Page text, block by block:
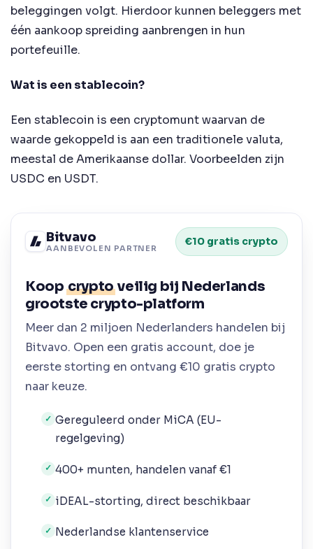
beleggingen volgt. Hierdoor kunnen beleggers met
één aankoop spreiding aanbrengen in hun
portefeuille.
Wat is een stablecoin?
Een stablecoin is een cryptomunt waarvan de
waarde gekoppeld is aan een traditionele valuta,
meestal de Amerikaanse dollar. Voorbeelden zijn
USDC en USDT.
Bitvavo
AANBEVOLEN PARTNER
€10 gratis crypto
Koopcryptoveilig bij Nederlands
grootste crypto-platform
Meer dan 2 miljoen Nederlanders handelen bij
Bitvavo. Open een gratis account, doe je
eerste storting en ontvang €10 gratis crypto
naar keuze.
✓ Gereguleerd onder MiCA (EU-
regelgeving)
✓ 400+ munten, handelen vanaf €1
✓ iDEAL-storting, direct beschikbaar
✓ Nederlandse klantenservice